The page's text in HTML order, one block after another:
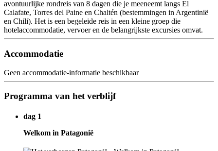
avontuurlijke rondreis van 8 dagen die je meeneemt langs El
Calafate, Torres del Paine en Chaltén (bestemmingen in Argentinië
en Chili). Het is een begeleide reis in een kleine groep die
hotelaccommodatie, vervoer en de belangrijkste excursies omvat.
Accommodatie
Geen accommodatie-informatie beschikbaar
Programma van het verblijf
dag 1
Welkom in Patagonië